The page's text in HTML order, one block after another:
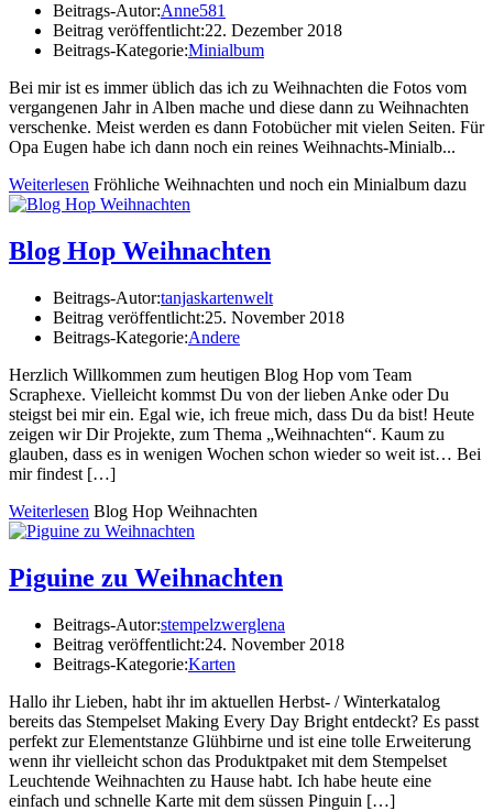
Beitrags-Autor:Anne581
Beitrag veröffentlicht:22. Dezember 2018
Beitrags-Kategorie:Minialbum
Bei mir ist es immer üblich das ich zu Weihnachten die Fotos vom
vergangenen Jahr in Alben mache und diese dann zu Weihnachten
verschenke. Meist werden es dann Fotobücher mit vielen Seiten. Für
Opa Eugen habe ich dann noch ein reines Weihnachts-Minialb...
Weiterlesen Fröhliche Weihnachten und noch ein Minialbum dazu
Blog Hop Weihnachten
Beitrags-Autor:tanjaskartenwelt
Beitrag veröffentlicht:25. November 2018
Beitrags-Kategorie:Andere
Herzlich Willkommen zum heutigen Blog Hop vom Team
Scraphexe. Vielleicht kommst Du von der lieben Anke oder Du
steigst bei mir ein. Egal wie, ich freue mich, dass Du da bist! Heute
zeigen wir Dir Projekte, zum Thema „Weihnachten“. Kaum zu
glauben, dass es in wenigen Wochen schon wieder so weit ist… Bei
mir findest […]
Weiterlesen Blog Hop Weihnachten
Piguine zu Weihnachten
Beitrags-Autor:stempelzwerglena
Beitrag veröffentlicht:24. November 2018
Beitrags-Kategorie:Karten
Hallo ihr Lieben, habt ihr im aktuellen Herbst- / Winterkatalog
bereits das Stempelset Making Every Day Bright entdeckt? Es passt
perfekt zur Elementstanze Glühbirne und ist eine tolle Erweiterung
wenn ihr vielleicht schon das Produktpaket mit dem Stempelset
Leuchtende Weihnachten zu Hause habt. Ich habe heute eine
einfach und schnelle Karte mit dem süssen Pinguin […]